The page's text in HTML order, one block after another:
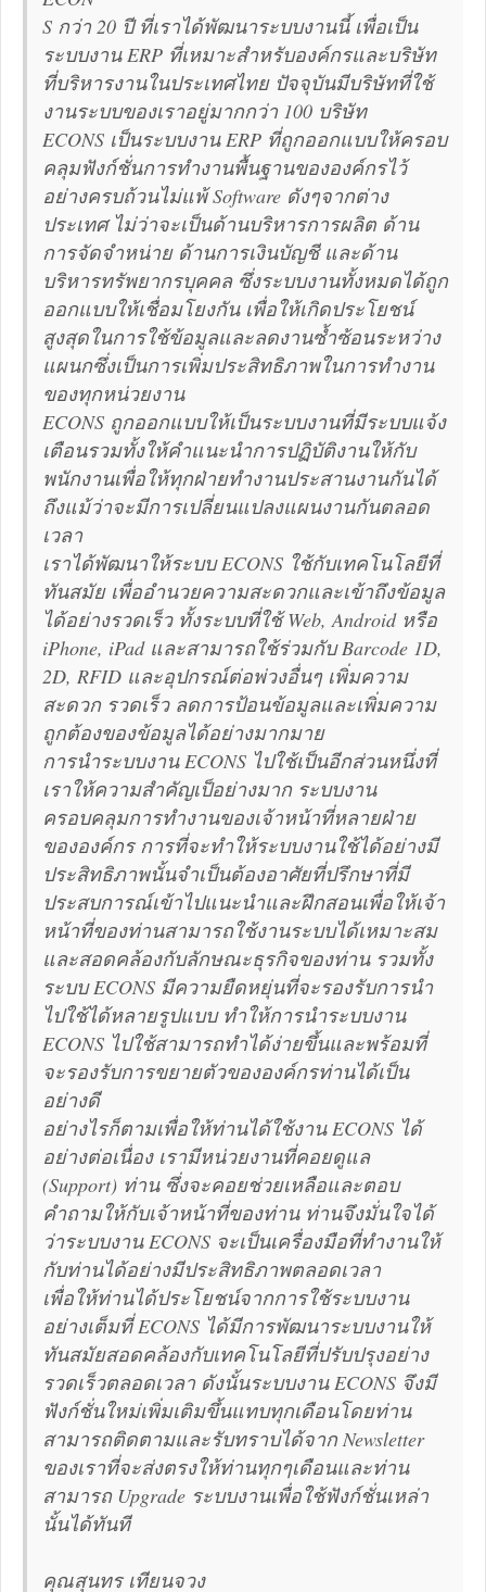
S กว่า 20 ปี ที่เราได้พัฒนาระบบงานนี้ เพื่อเป็น
ระบบงาน ERP ที่เหมาะสำหรับองค์กรและบริษัท
ที่บริหารงานในประเทศไทย ปัจจุบันมีบริษัทที่ใช้
งานระบบของเราอยู่มากกว่า 100 บริษัท
ECONS เป็นระบบงาน ERP ที่ถูกออกแบบให้ครอบ
คลุมฟังก์ชั่นการทำงานพื้นฐานขององค์กรไว้
อย่างครบถ้วนไม่แพ้ Software ดังๆจากต่าง
ประเทศ ไม่ว่าจะเป็นด้านบริหารการผลิต ด้าน
การจัดจำหน่าย ด้านการเงินบัญชี และด้าน
บริหารทรัพยากรบุคคล ซึ่งระบบงานทั้งหมดได้ถูก
ออกแบบให้เชื่อมโยงกัน เพื่อให้เกิดประโยชน์
สูงสุดในการใช้ข้อมูลและลดงานซ้ำซ้อนระหว่าง
แผนกซึ่งเป็นการเพิ่มประสิทธิภาพในการทำงาน
ของทุกหน่วยงาน
ECONS ถูกออกแบบให้เป็นระบบงานที่มีระบบแจ้ง
เตือนรวมทั้งให้คำแนะนำการปฏิบัติงานให้กับ
พนักงานเพื่อให้ทุกฝ่ายทำงานประสานงานกันได้
ถึงแม้ว่าจะมีการเปลี่ยนแปลงแผนงานกันตลอด
เวลา
เราได้พัฒนาให้ระบบ ECONS ใช้กับเทคโนโลยีที่
ทันสมัย เพื่ออำนวยความสะดวกและเข้าถึงข้อมูล
ได้อย่างรวดเร็ว ทั้งระบบที่ใช้ Web, Android หรือ
iPhone, iPad และสามารถใช้ร่วมกับ Barcode 1D,
2D, RFID และอุปกรณ์ต่อพ่วงอื่นๆ เพิ่มความ
สะดวก รวดเร็ว ลดการป้อนข้อมูลและเพิ่มความ
ถูกต้องของข้อมูลได้อย่างมากมาย
การนำระบบงาน ECONS ไปใช้เป็นอีกส่วนหนึ่งที่
เราให้ความสำคัญเป็อย่างมาก ระบบงาน
ครอบคลุมการทำงานของเจ้าหน้าที่หลายฝ่าย
ขององค์กร การที่จะทำให้ระบบงานใช้ได้อย่างมี
ประสิทธิภาพนั้นจำเป็นต้องอาศัยที่ปรึกษาที่มี
ประสบการณ์เข้าไปแนะนำและฝึกสอนเพื่อให้เจ้า
หน้าที่ของท่านสามารถใช้งานระบบได้เหมาะสม
และสอดคล้องกับลักษณะธุรกิจของท่าน รวมทั้ง
ระบบ ECONS มีความยืดหยุ่นที่จะรองรับการนำ
ไปใช้ได้หลายรูปแบบ ทำให้การนำระบบงาน
ECONS ไปใช้สามารถทำได้ง่ายขึ้นและพร้อมที่
จะรองรับการขยายตัวขององค์กรท่านได้เป็น
อย่างดี
อย่างไรก็ตามเพื่อให้ท่านได้ใช้งาน ECONS ได้
อย่างต่อเนื่อง เรามีหน่วยงานที่คอยดูแล
(Support) ท่าน ซึ่งจะคอยช่วยเหลือและตอบ
คำถามให้กับเจ้าหน้าที่ของท่าน ท่านจึงมั่นใจได้
ว่าระบบงาน ECONS จะเป็นเครื่องมือที่ทำงานให้
กับท่านได้อย่างมีประสิทธิภาพตลอดเวลา
เพื่อให้ท่านได้ประโยชน์จากการใช้ระบบงาน
อย่างเต็มที่ ECONS ได้มีการพัฒนาระบบงานให้
ทันสมัยสอดคล้องกับเทคโนโลยีที่ปรับปรุงอย่าง
รวดเร็วตลอดเวลา ดังนั้นระบบงาน ECONS จึงมี
ฟังก์ชั่นใหม่เพิ่มเติมขึ้นแทบทุกเดือนโดยท่าน
สามารถติดตามและรับทราบได้จาก Newsletter
ของเราที่จะส่งตรงให้ท่านทุกๆเดือนและท่าน
สามารถ Upgrade ระบบงานเพื่อใช้ฟังก์ชั่นเหล่า
นั้นได้ทันที
คุณสุนทร เทียนจวง